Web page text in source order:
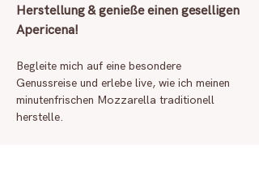
Herstellung & genieße einen geselligen
Apericena!
Begleite mich auf eine besondere
Genussreise und erlebe live, wie ich meinen
minutenfrischen Mozzarella traditionell
herstelle.